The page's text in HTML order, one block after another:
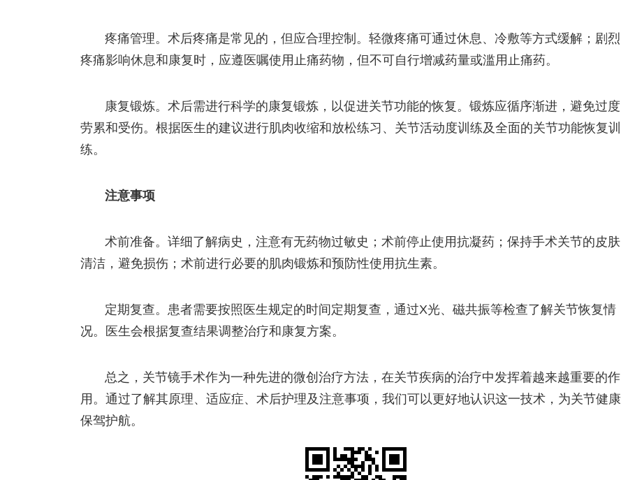
疼痛管理。术后疼痛是常见的，但应合理控制。轻微疼痛可通过休息、冷敷等方式缓解；剧烈
疼痛影响休息和康复时，应遵医嘱使用止痛药物，但不可自行增减药量或滥用止痛药。
康复锻炼。术后需进行科学的康复锻炼，以促进关节功能的恢复。锻炼应循序渐进，避免过度
劳累和受伤。根据医生的建议进行肌肉收缩和放松练习、关节活动度训练及全面的关节功能恢复训
练。
注意事项
术前准备。详细了解病史，注意有无药物过敏史；术前停止使用抗凝药；保持手术关节的皮肤
清洁，避免损伤；术前进行必要的肌肉锻炼和预防性使用抗生素。
定期复查。患者需要按照医生规定的时间定期复查，通过X光、磁共振等检查了解关节恢复情
况。医生会根据复查结果调整治疗和康复方案。
总之，关节镜手术作为一种先进的微创治疗方法，在关节疾病的治疗中发挥着越来越重要的作
用。通过了解其原理、适应症、术后护理及注意事项，我们可以更好地认识这一技术，为关节健康
保驾护航。